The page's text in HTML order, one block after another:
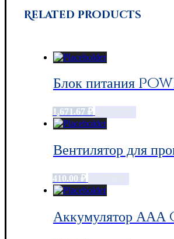
Related products
Блок питания
1,671.67 ₽
Вентилятор для
410.00 ₽
Аккумулятор ААА